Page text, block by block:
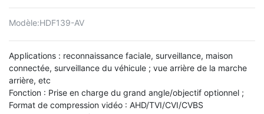
Modèle:HDF139-AV
Applications : reconnaissance faciale, surveillance, maison
connectée, surveillance du véhicule ; vue arrière de la marche
arrière, etc
Fonction : Prise en charge du grand angle/objectif optionnel ;
Format de compression vidéo : AHD/TVI/CVI/CVBS